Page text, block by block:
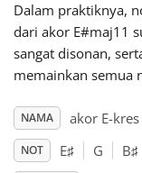
Deutsch
Español
Dalam praktiknya,
dari akor E#maj11
sangat disonan,
memainkan semua
NAMA akor E-
NOT E♯ G B♯